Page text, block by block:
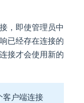
，即使管理员中
已经存在连接的
接才会使用新的
客户端连接